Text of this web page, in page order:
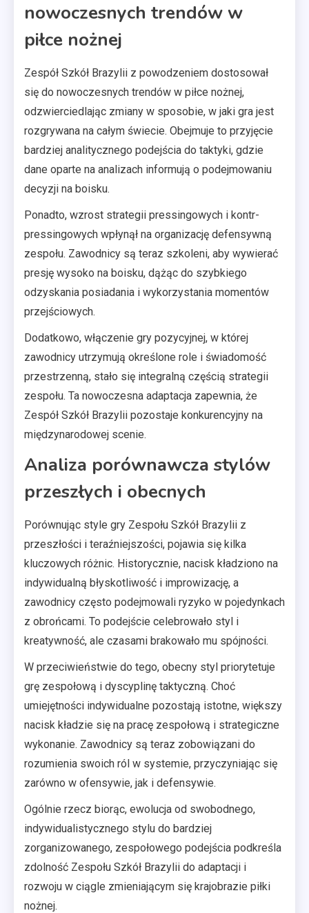
nowoczesnych trendów w
piłce nożnej
Zespół Szkół Brazylii z powodzeniem dostosował
się do nowoczesnych trendów w piłce nożnej,
odzwierciedlając zmiany w sposobie, w jaki gra jest
rozgrywana na całym świecie. Obejmuje to przyjęcie
bardziej analitycznego podejścia do taktyki, gdzie
dane oparte na analizach informują o podejmowaniu
decyzji na boisku.
Ponadto, wzrost strategii pressingowych i kontr-
pressingowych wpłynął na organizację defensywną
zespołu. Zawodnicy są teraz szkoleni, aby wywierać
presję wysoko na boisku, dążąc do szybkiego
odzyskania posiadania i wykorzystania momentów
przejściowych.
Dodatkowo, włączenie gry pozycyjnej, w której
zawodnicy utrzymują określone role i świadomość
przestrzenną, stało się integralną częścią strategii
zespołu. Ta nowoczesna adaptacja zapewnia, że
Zespół Szkół Brazylii pozostaje konkurencyjny na
międzynarodowej scenie.
Analiza porównawcza stylów
przeszłych i obecnych
Porównując style gry Zespołu Szkół Brazylii z
przeszłości i teraźniejszości, pojawia się kilka
kluczowych różnic. Historycznie, nacisk kładziono na
indywidualną błyskotliwość i improwizację, a
zawodnicy często podejmowali ryzyko w pojedynkach
z obrońcami. To podejście celebrowało styl i
kreatywność, ale czasami brakowało mu spójności.
W przeciwieństwie do tego, obecny styl priorytetuje
grę zespołową i dyscyplinę taktyczną. Choć
umiejętności indywidualne pozostają istotne, większy
nacisk kładzie się na pracę zespołową i strategiczne
wykonanie. Zawodnicy są teraz zobowiązani do
rozumienia swoich ról w systemie, przyczyniając się
zarówno w ofensywie, jak i defensywie.
Ogólnie rzecz biorąc, ewolucja od swobodnego,
indywidualistycznego stylu do bardziej
zorganizowanego, zespołowego podejścia podkreśla
zdolność Zespołu Szkół Brazylii do adaptacji i
rozwoju w ciągle zmieniającym się krajobrazie piłki
nożnej.